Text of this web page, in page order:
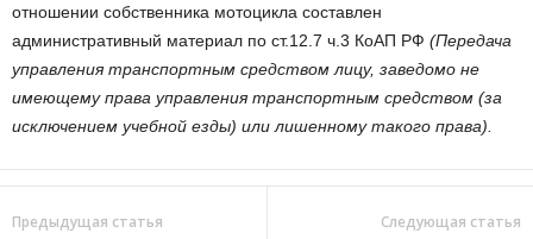
отношении собственника мотоцикла составлен
административный материал по ст.12.7 ч.3 КоАП РФ (Передача
управления транспортным средством лицу, заведомо не
имеющему права управления транспортным средством (за
исключением учебной езды) или лишенному такого права).
Предыдущая статья Следующая статья